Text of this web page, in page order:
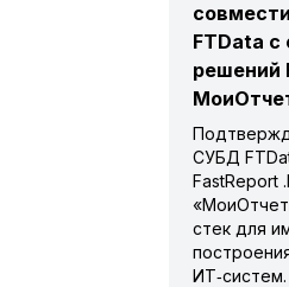
FTData
решений
СУБД
FastReport
стек для
ИТ‑систем.